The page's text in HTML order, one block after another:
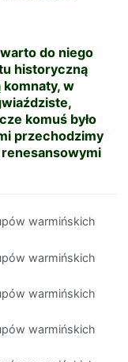
do niego
historyczną
w
komuś było
przechodzimy